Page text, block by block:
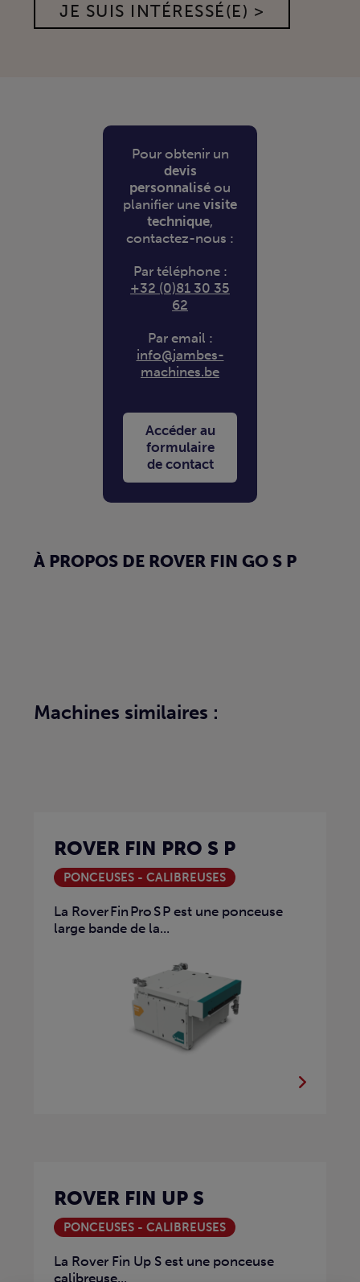
JE SUIS INTÉRESSÉ(E) >
Pour obtenir un
devis
personnaliséou
planifier unevisite
technique,
contactez-nous :
Par téléphone :
+32 (0)81 30 35
62
Par email :
info@jambes-
machines.be
Accéder au
formulaire
de contact
À PROPOS DE ROVER FIN GO S P
Machines similaires :
ROVER FIN PRO S P
PONCEUSES - CALIBREUSES
La Rover Fin Pro S P est une ponceuse
large bande de la...
ROVER FIN UP S
PONCEUSES - CALIBREUSES
La Rover Fin Up S est une ponceuse
calibreuse...